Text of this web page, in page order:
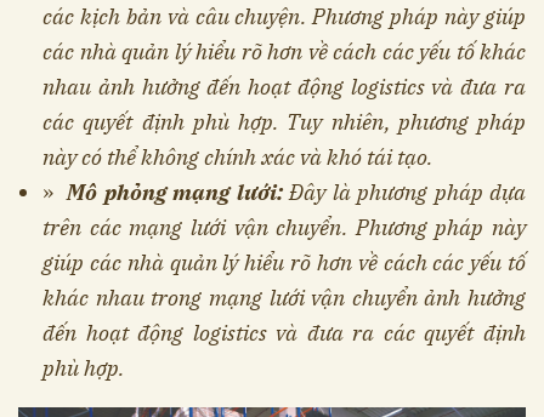
các kịch bản và câu chuyện. Phương pháp này giúp
các nhà quản lý hiểu rõ hơn về cách các yếu tố khác
nhau ảnh hưởng đến hoạt động logistics và đưa ra
các quyết định phù hợp. Tuy nhiên, phương pháp
này có thể không chính xác và khó tái tạo.
»Mô phỏng mạng lưới:Đây là phương pháp dựa
trên các mạng lưới vận chuyển. Phương pháp này
giúp các nhà quản lý hiểu rõ hơn về cách các yếu tố
khác nhau trong mạng lưới vận chuyển ảnh hưởng
đến hoạt động logistics và đưa ra các quyết định
phù hợp.